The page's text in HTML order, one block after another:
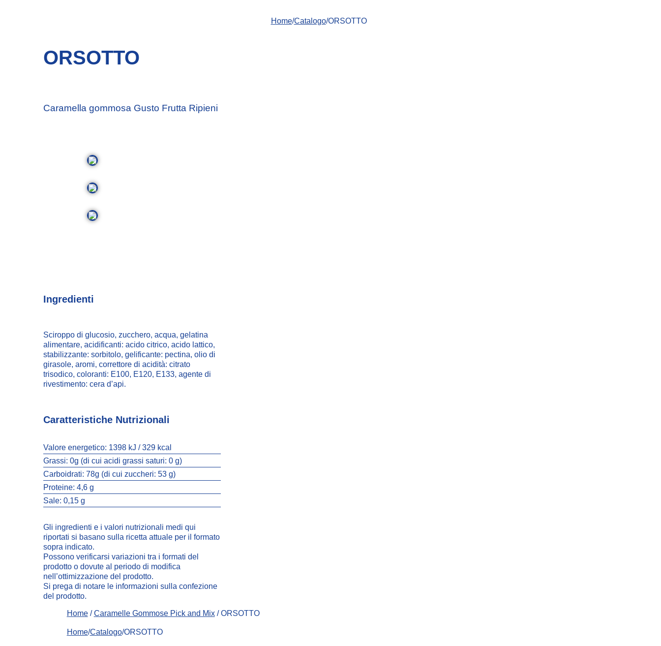
Home/Catalogo/ORSOTTO
ORSOTTO
Caramella gommosa Gusto Frutta Ripieni
Ingredienti
Sciroppo di glucosio, zucchero, acqua, gelatina
alimentare, acidificanti: acido citrico, acido lattico,
stabilizzante: sorbitolo, gelificante: pectina, olio di
girasole, aromi, correttore di acidità: citrato
trisodico, coloranti: E100, E120, E133, agente di
rivestimento: cera d’api.
Caratteristiche Nutrizionali
Valore energetico: 1398 kJ / 329 kcal
Grassi: 0g (di cui acidi grassi saturi: 0 g)
Carboidrati: 78g (di cui zuccheri: 53 g)
Proteine: 4,6 g
Sale: 0,15 g
Gli ingredienti e i valori nutrizionali medi qui
riportati si basano sulla ricetta attuale per il formato
sopra indicato.
Possono verificarsi variazioni tra i formati del
prodotto o dovute al periodo di modifica
nell’ottimizzazione del prodotto.
Si prega di notare le informazioni sulla confezione
del prodotto.
Home/Caramelle Gommose Pick and Mix/ ORSOTTO
Home/Catalogo/ORSOTTO